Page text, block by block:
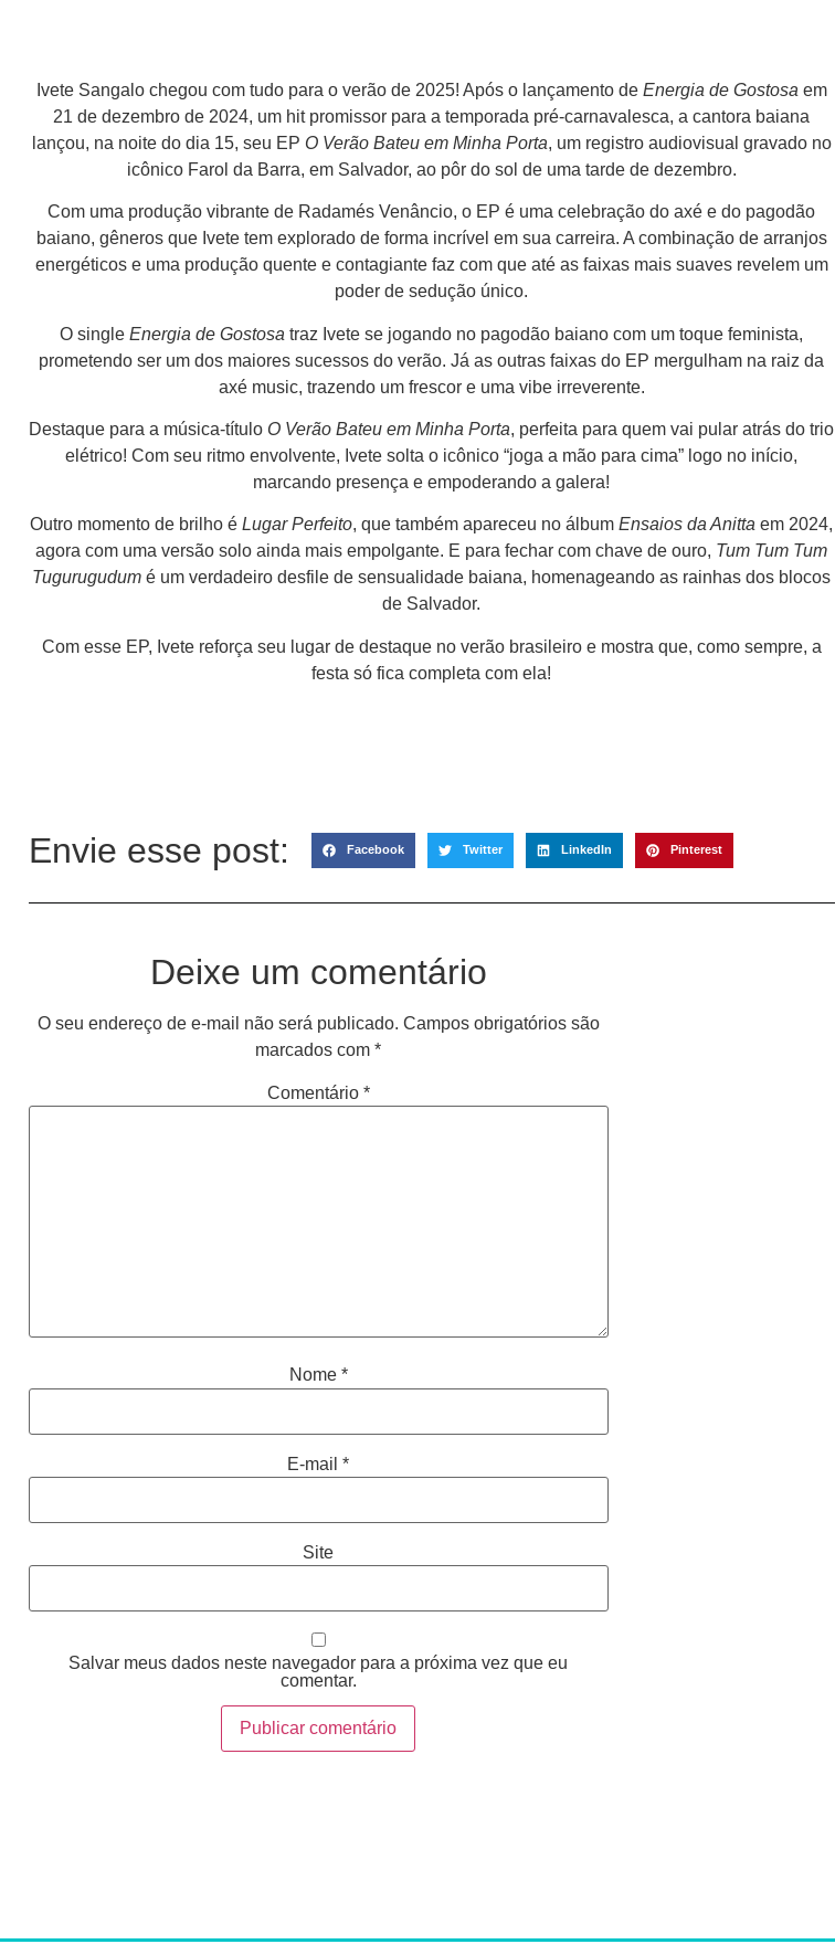
Ivete Sangalo chegou com tudo para o verão de 2025! Após o lançamento de Energia de Gostosa em
21 de dezembro de 2024, um hit promissor para a temporada pré-carnavalesca, a cantora baiana
lançou, na noite do dia 15, seu EP O Verão Bateu em Minha Porta, um registro audiovisual gravado no
icônico Farol da Barra, em Salvador, ao pôr do sol de uma tarde de dezembro.
Com uma produção vibrante de Radamés Venâncio, o EP é uma celebração do axé e do pagodão
baiano, gêneros que Ivete tem explorado de forma incrível em sua carreira. A combinação de arranjos
energéticos e uma produção quente e contagiante faz com que até as faixas mais suaves revelem um
poder de sedução único.
O singleEnergia de Gostosa traz Ivete se jogando no pagodão baiano com um toque feminista,
prometendo ser um dos maiores sucessos do verão. Já as outras faixas do EP mergulham na raiz da
axé music, trazendo um frescor e uma vibe irreverente.
Destaque para a música-título O Verão Bateu em Minha Porta, perfeita para quem vai pular atrás do trio
elétrico! Com seu ritmo envolvente, Ivete solta o icônico “joga a mão para cima” logo no início,
marcando presença e empoderando a galera!
Outro momento de brilho éLugar Perfeito, que também apareceu no álbumEnsaios da Anitta em 2024,
agora com uma versão solo ainda mais empolgante. E para fechar com chave de ouro, Tum Tum Tum
Tugurugudum é um verdadeiro desfile de sensualidade baiana, homenageando as rainhas dos blocos
de Salvador.
Com esse EP, Ivete reforça seu lugar de destaque no verão brasileiro e mostra que, como sempre, a
festa só fica completa com ela!
Envie esse post: Facebook Twitter LinkedIn Pinterest
Deixe um comentário
O seu endereço de e-mail não será publicado. Campos obrigatórios são
marcados com*
Comentário *
Nome *
E-mail*
Site
Salvar meus dados neste navegador para a próxima vez que eu
comentar.